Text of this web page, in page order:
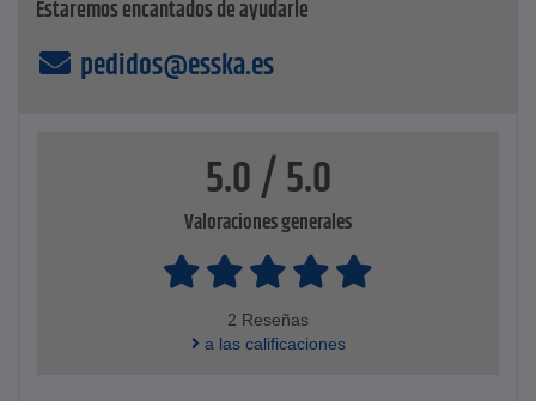
Estaremos encantados de ayudarle
pedidos@esska.es
5.0 / 5.0
Valoraciones generales
2 Reseñas
a las calificaciones